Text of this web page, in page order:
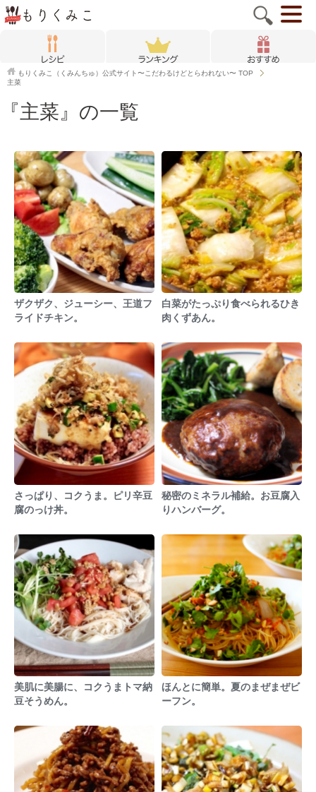
もりくみこ（くみんちゅ）公式サイト〜こだわるけどとらわれない〜 TOP
主菜
『主菜』の一覧
ザクザク、ジューシー、王道フ
ライドチキン。
白菜がたっぷり食べられるひき
肉くずあん。
さっぱり、コクうま。ピリ辛豆
腐のっけ丼。
秘密のミネラル補給。お豆腐入
りハンバーグ。
美肌に美腸に、コクうまトマ納
豆そうめん。
ほんとに簡単。夏のまぜまぜビ
ーフン。